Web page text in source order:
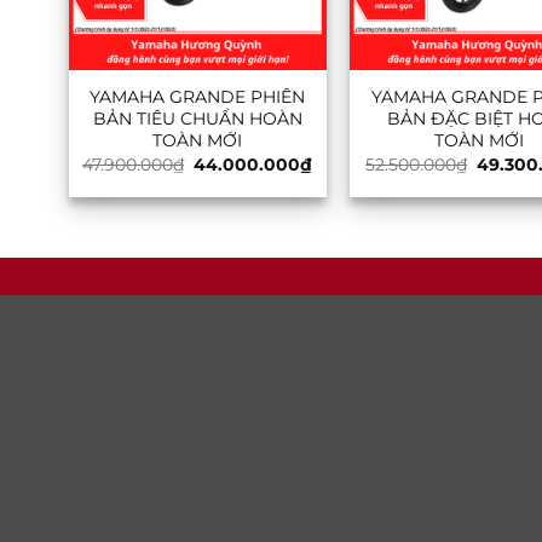
YAMAHA GRANDE PHIÊN
BẢN TIÊU CHUẨN HOÀN
TOÀN MỚI
47.900.000₫ Giá
là:
47.900.000₫.
44.000.000₫Giá
tại
là:
YAMAHA GRANDE
BẢN ĐẶC BIỆT
TOÀN MỚI
52.500.000₫ Giá
là: